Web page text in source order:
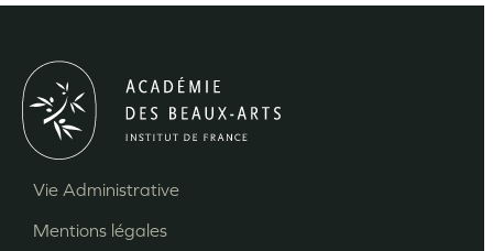
Pied
Vie Administrative
Mentions légales